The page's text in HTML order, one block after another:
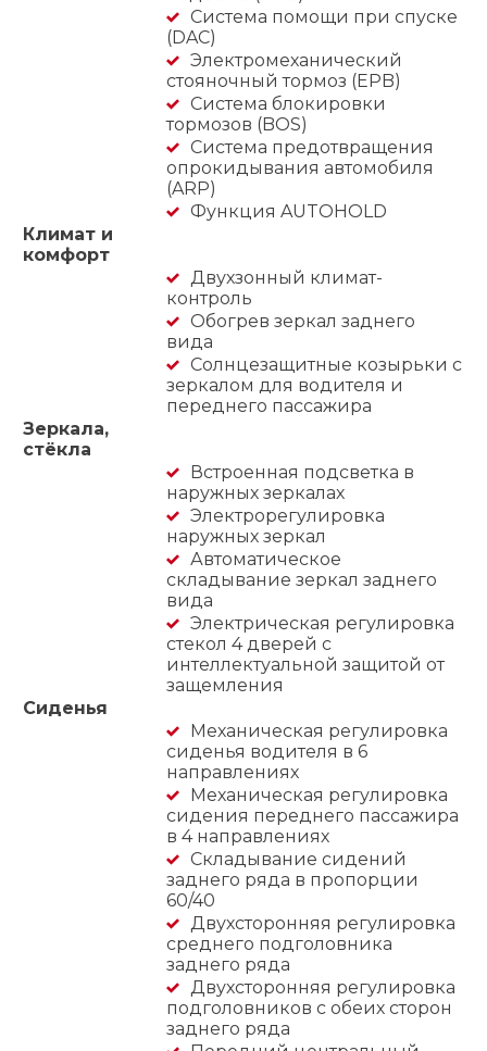
Система помощи при спуске
(DAC)
Электромеханический
стояночный тормоз (EPB)
Система блокировки
тормозов (BOS)
Система предотвращения
опрокидывания автомобиля
(ARP)
Функция AUTOHOLD
Климат и
комфорт
Двухзонный климат-
контроль
Обогрев зеркал заднего
вида
Солнцезащитные козырьки с
зеркалом для водителя и
переднего пассажира
Зеркала,
стёкла
Встроенная подсветка в
наружных зеркалах
Электрорегулировка
наружных зеркал
Автоматическое
складывание зеркал заднего
вида
Электрическая регулировка
стекол 4 дверей с
интеллектуальной защитой от
защемления
Сиденья
Механическая регулировка
сиденья водителя в 6
направлениях
Механическая регулировка
сидения переднего пассажира
в 4 направлениях
Складывание сидений
заднего ряда в пропорции
60/40
Двухсторонняя регулировка
среднего подголовника
заднего ряда
Двухсторонняя регулировка
подголовников с обеих сторон
заднего ряда